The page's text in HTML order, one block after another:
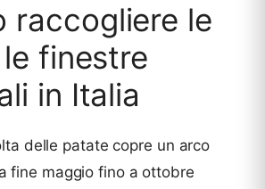
raccogliere le
finestre
in Italia
delle patate copre un arco
fine maggio fino a ottobre